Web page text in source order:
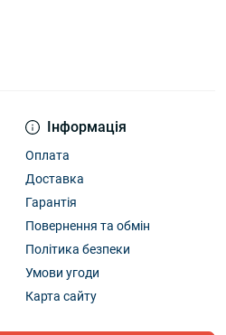
Інформація
Оплата
Доставка
Гарантія
Повернення та обмін
Політика безпеки
Умови угоди
Карта сайту